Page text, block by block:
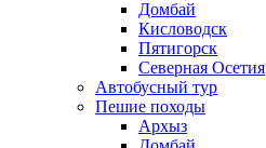
Домбай
Кисловодск
Пятигорск
Северная Осетия
Автобусный тур
Пешие походы
Архыз